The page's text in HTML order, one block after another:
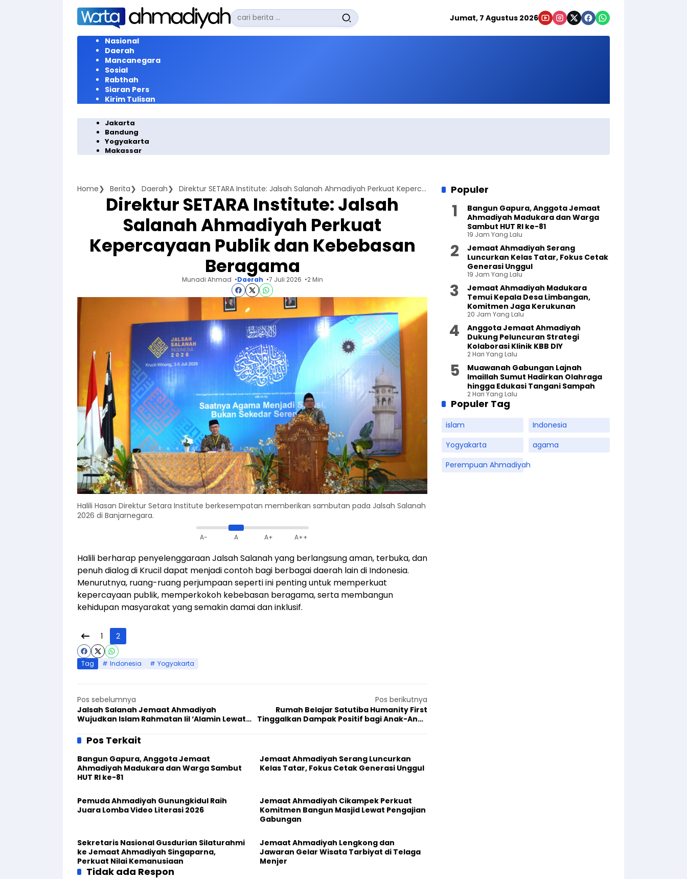
Langsung
konten
Pencarian
untuk:
Jumat, 7 Agustus 2026
Nasional
Daerah
Mancanegara
Sosial
Rabthah
Siaran Pers
Kirim Tulisan
Jakarta
Bandung
Yogyakarta
Makassar
Home Berita Daerah Direktur SETARA Institute: Jalsah Salanah Ahmadiyah Perkuat Kepercayaan Publik dan Kebebasan Beragama
Direktur SETARA Institute: Jalsah
Salanah Ahmadiyah Perkuat
Kepercayaan Publik dan Kebebasan
Beragama
Munadi Ahmad Daerah 7 Juli 2026 2 Min
Halili Hasan Direktur Setara Institute berkesempatan memberikan sambutan pada Jalsah Salanah
2026 di Banjarnegara.
A- A A+ A++
Halili berharap penyelenggaraan Jalsah Salanah yang berlangsung aman, terbuka, dan
penuh dialog di Krucil dapat menjadi contoh bagi berbagai daerah lain di Indonesia.
Menurutnya, ruang-ruang perjumpaan seperti ini penting untuk memperkuat
kepercayaan publik, memperkokoh kebebasan beragama, serta membangun
kehidupan masyarakat yang semakin damai dan inklusif.
1 2
Tag Indonesia Yogyakarta
Pos sebelumnya
Jalsah Salanah Jemaat Ahmadiyah
Wujudkan Islam Rahmatan lil ‘Alamin Lewat
Pos berikutnya
Rumah Belajar Satutiba Humanity First
Tinggalkan Dampak Positif bagi Anak-Anak
Pos Terkait
Bangun Gapura, Anggota Jemaat
Ahmadiyah Madukara dan Warga Sambut
HUT RI ke-81
Jemaat Ahmadiyah Serang Luncurkan
Kelas Tatar, Fokus Cetak Generasi Unggul
Pemuda Ahmadiyah Gunungkidul Raih
Juara Lomba Video Literasi 2026
Jemaat Ahmadiyah Cikampek Perkuat
Komitmen Bangun Masjid Lewat Pengajian
Gabungan
Sekretaris Nasional Gusdurian Silaturahmi
ke Jemaat Ahmadiyah Singaparna,
Perkuat Nilai Kemanusiaan
Jemaat Ahmadiyah Lengkong dan
Jawaran Gelar Wisata Tarbiyat di Telaga
Menjer
Tidak ada Respon
Populer
Bangun Gapura, Anggota Jemaat
Ahmadiyah Madukara dan Warga
Sambut HUT RI ke-81
19 Jam Yang Lalu
Jemaat Ahmadiyah Serang
Luncurkan Kelas Tatar, Fokus Cetak
Generasi Unggul
19 Jam Yang Lalu
Jemaat Ahmadiyah Madukara
Temui Kepala Desa Limbangan,
Komitmen Jaga Kerukunan
20 Jam Yang Lalu
Anggota Jemaat Ahmadiyah
Dukung Peluncuran Strategi
Kolaborasi Klinik KBB DIY
2 Hari Yang Lalu
Muawanah Gabungan Lajnah
Imaillah Sumut Hadirkan Olahraga
hingga Edukasi Tangani Sampah
2 Hari Yang Lalu
Populer Tag
islam
Indonesia
Yogyakarta
agama
Perempuan Ahmadiyah